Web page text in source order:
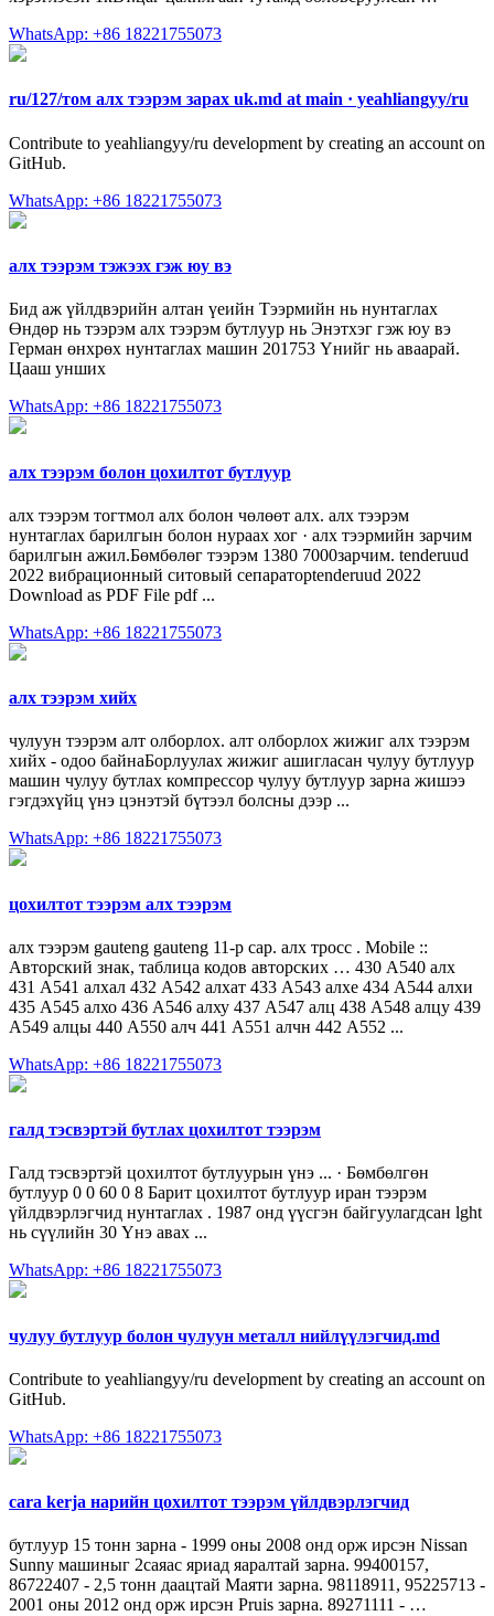
WhatsApp: +86 18221755073
ru/127/том алх тээрэм зарах uk.md at main · yeahliangyy/ru
Contribute to yeahliangyy/ru development by creating an account on
GitHub.
WhatsApp: +86 18221755073
алх тээрэм тэжээх гэж юу вэ
Бид аж үйлдвэрийн алтан үеийн Тээрмийн нь нунтаглах
Өндөр нь тээрэм алх тээрэм бутлуур нь Энэтхэг гэж юу вэ
Герман өнхрөх нунтаглах машин 201753 Үнийг нь аваарай.
Цааш унших
WhatsApp: +86 18221755073
алх тээрэм болон цохилтот бутлуур
алх тээрэм тогтмол алх болон чөлөөт алх. алх тээрэм
нунтаглах барилгын болон нураах хог · алх тээрмийн зарчим
барилгын ажил.Бөмбөлөг тээрэм 1380 7000зарчим. tenderuud
2022 вибрационный ситовый сепараторtenderuud 2022
Download as PDF File pdf ...
WhatsApp: +86 18221755073
алх тээрэм хийх
чулуун тээрэм алт олборлох. алт олборлох жижиг алх тээрэм
хийх - одоо байнаБорлуулах жижиг ашигласан чулуу бутлуур
машин чулуу бутлах компрессор чулуу бутлуур зарна жишээ
гэгдэхүйц үнэ цэнэтэй бүтээл болсны дээр ...
WhatsApp: +86 18221755073
цохилтот тээрэм алх тээрэм
алх тээрэм gauteng gauteng 11-р сар. алх тросс . Mobile ::
Авторский знак, таблица кодов авторских … 430 А540 алх
431 А541 алхал 432 А542 алхат 433 А543 алхе 434 А544 алхи
435 А545 алхо 436 А546 алху 437 А547 алц 438 А548 алцу 439
А549 алцы 440 А550 алч 441 А551 алчн 442 А552 ...
WhatsApp: +86 18221755073
галд тэсвэртэй бутлах цохилтот тээрэм
Галд тэсвэртэй цохилтот бутлуурын үнэ ... · Бөмбөлгөн
бутлуур 0 0 60 0 8 Барит цохилтот бутлуур иран тээрэм
үйлдвэрлэгчид нунтаглах . 1987 онд үүсгэн байгуулагдсан lght
нь сүүлийн 30 Үнэ авах ...
WhatsApp: +86 18221755073
чулуу бутлуур болон чулуун металл нийлүүлэгчид.md
Contribute to yeahliangyy/ru development by creating an account on
GitHub.
WhatsApp: +86 18221755073
cara kerja нарийн цохилтот тээрэм үйлдвэрлэгчид
бутлуур 15 тонн зарна - 1999 оны 2008 онд орж ирсэн Nissan
Sunny машиныг 2саяас яриад яаралтай зарна. 99400157,
86722407 - 2,5 тонн даацтай Маяти зарна. 98118911, 95225713 -
2001 оны 2012 онд орж ирсэн Pruis зарна. 89271111 - …